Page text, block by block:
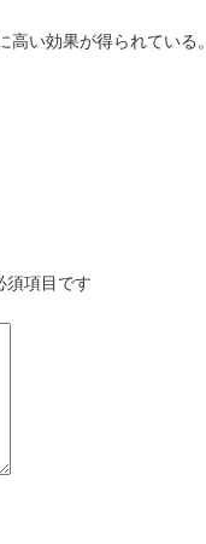
い効果が得られている。
須項目です